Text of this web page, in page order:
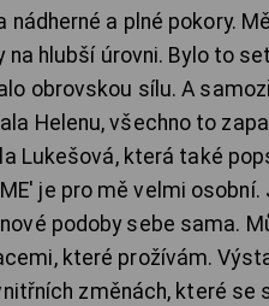
nádherné a plné pokory.
na hlubší úrovni. Bylo to
obrovskou sílu. A
Helenu, všechno to
Lukešová, která také
ME' je pro mě velmi
podoby sebe sama.
které prožívám.
změnách, které se